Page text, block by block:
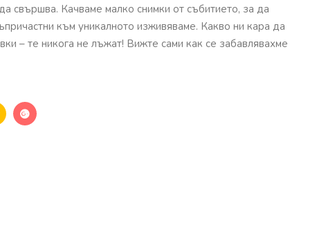
свършва. Качваме малко снимки от събитието, за да
към уникалното изживяваме. Какво ни кара да
– те никога не лъжат! Вижте сами как се забавлявахме